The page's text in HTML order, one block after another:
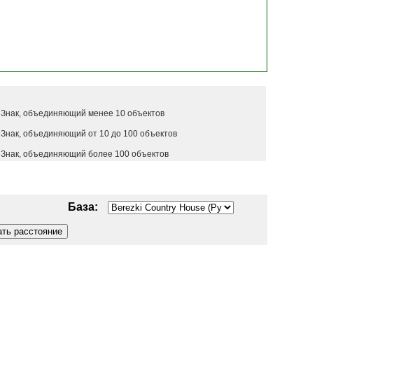
Знак, объединяющий менее 10 объектов
Знак, объединяющий от 10 до 100 объектов
Знак, объединяющий более 100 объектов
База: